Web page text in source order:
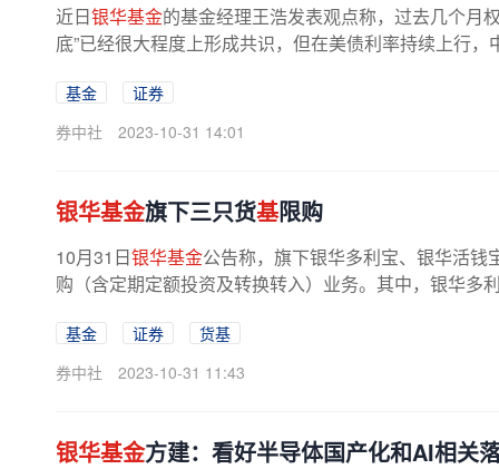
近日银华基金的基金经理王浩发表观点称，过去几个月
底”已经很大程度上形成共识，但在美债利率持续上行
基金
证券
券中社
2023-10-31 14:01
银华基金旗下三只货基限购
10月31日银华基金公告称，旗下银华多利宝、银华活
购（含定期定额投资及转换转入）业务。其中，银华多
基金 证券
货基
券中社
2023-10-31 11:43
银华基金方建：看好半导体国产化和AI相关